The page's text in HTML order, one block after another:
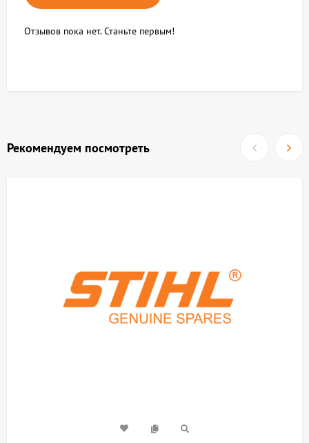
Отзывов пока нет. Станьте первым!
Рекомендуем посмотреть